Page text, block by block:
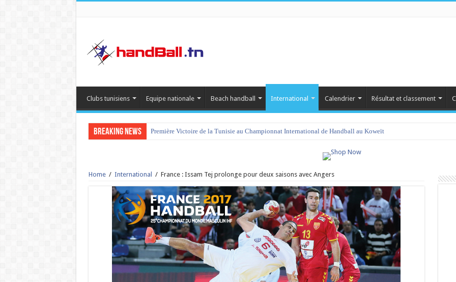
Clubs tunisiens Equipe nationale Beach handball International Calendrier Résultat et classement
Breaking News Première Victoire de la Tunisie au Championnat International de Handball au Koweït
Home / International / France : Issam Tej prolonge pour deux saisons avec Angers